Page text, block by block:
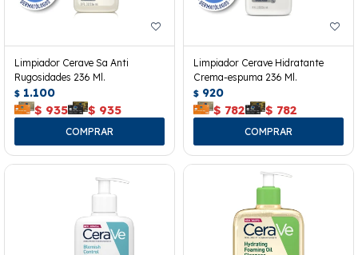
Limpiador Cerave Sa Anti
Rugosidades 236 Ml.
$ 1.100
$ 935 $ 935
Limpiador Cerave Hidratante
Crema-espuma 236 Ml.
$ 920
$ 782 $ 782